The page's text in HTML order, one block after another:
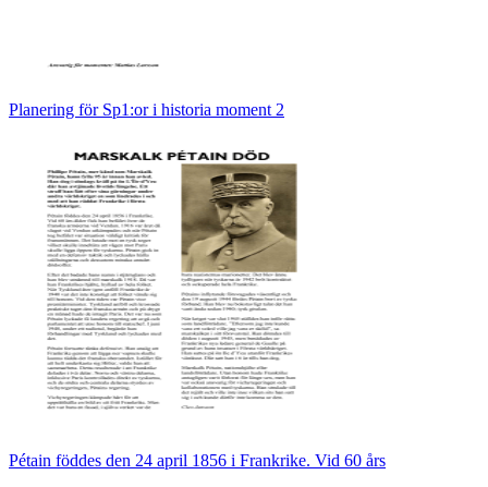
Planering för Sp1:or i historia moment 2
Pétain föddes den 24 april 1856 i Frankrike. Vid 60 års